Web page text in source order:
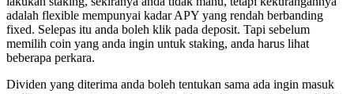
adalah flexible mempunyai kadar APY yang rendah berbanding
fixed. Selepas itu anda boleh klik pada deposit. Tapi sebelum
memilih coin yang anda ingin untuk staking, anda harus lihat
beberapa perkara.
Dividen yang diterima anda boleh tentukan sama ada ingin masuk